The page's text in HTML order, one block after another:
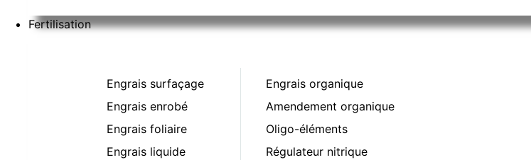
Fertilisation
Engrais surfaçage
Engrais enrobé
Engrais foliaire
Engrais liquide
Engrais organique
Amendement organique
Oligo-éléments
Régulateur nitrique